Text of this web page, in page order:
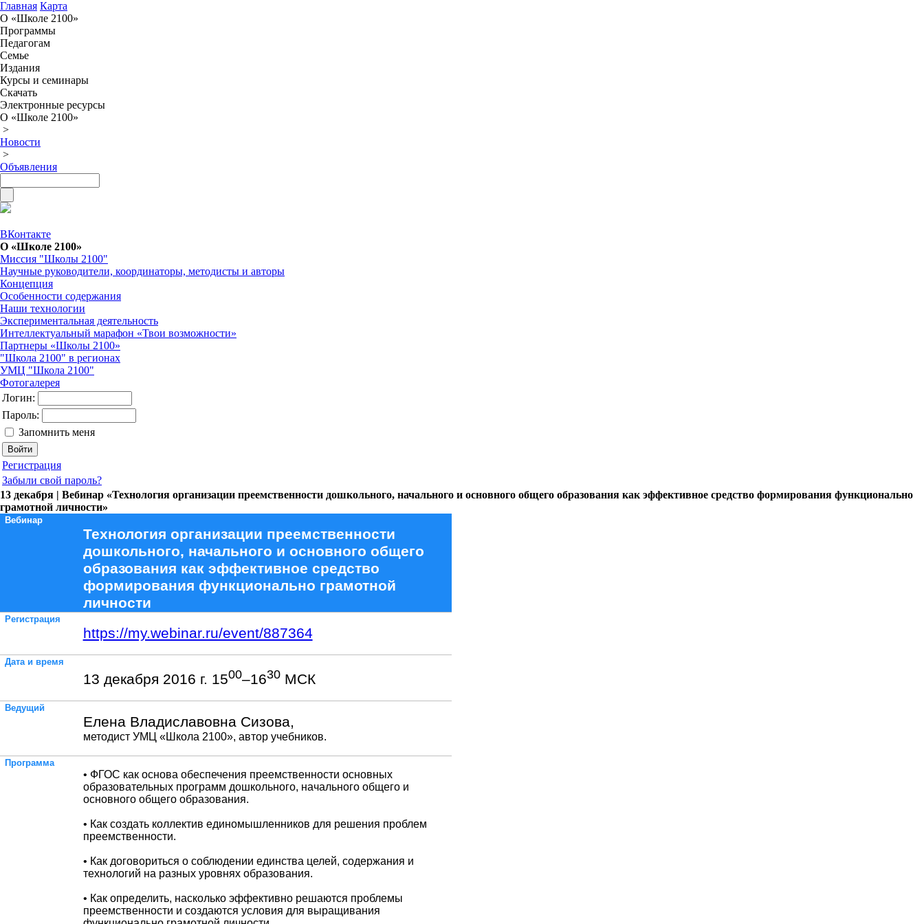
Главная Карта
О «Школе 2100»
Программы
Педагогам
Семье
Издания
Курсы и семинары
Скачать
Электронные ресурсы
О «Школе 2100»
>
Новости
>
Объявления
ВКонтакте
О «Школе 2100»
Миссия "Школы 2100"
Научные руководители, координаторы, методисты и авторы
Концепция
Особенности содержания
Наши технологии
Экспериментальная деятельность
Интеллектуальный марафон «Твои возможности»
Партнеры «Школы 2100»
"Школа 2100" в регионах
УМЦ "Школа 2100"
Фотогалерея
Логин:
Пароль:
Запомнить меня
Регистрация
Забыли свой пароль?
13 декабря | Вебинар «Технология организации преемственности дошкольного, начального и основного общего образования как эффективное средство формирования функционально
грамотной личности»
Вебинар
Технология организации преемственности
дошкольного, начального и основного общего
образования как эффективное средство
формирования функционально грамотной
личности
Регистрация
https://my.webinar.ru/event/887364
Дата и время
13 декабря 2016 г. 1500–1630МСК
Ведущий
Елена Владиславовна Сизова,
методист УМЦ «Школа 2100», автор учебников.
Программа
• ФГОС как основа обеспечения преемственности основных
образовательных программ дошкольного, начального общего и
основного общего образования.
• Как создать коллектив единомышленников для решения проблем
преемственности.
• Как договориться о соблюдении единства целей, содержания и
технологий на разных уровнях образования.
• Как определить, насколько эффективно решаются проблемы
преемственности и создаются условия для выращивания